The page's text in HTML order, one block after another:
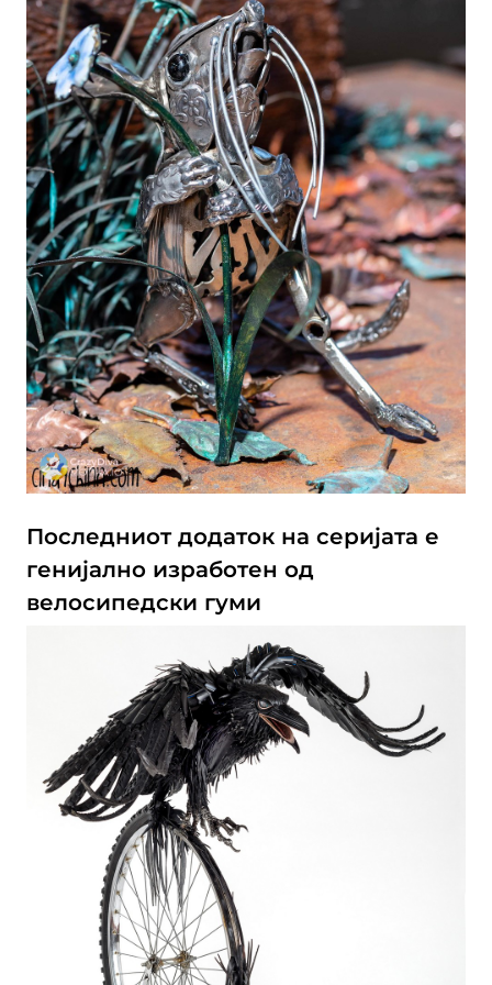
Последниот додаток на серијата е
генијално изработен од
велосипедски гуми